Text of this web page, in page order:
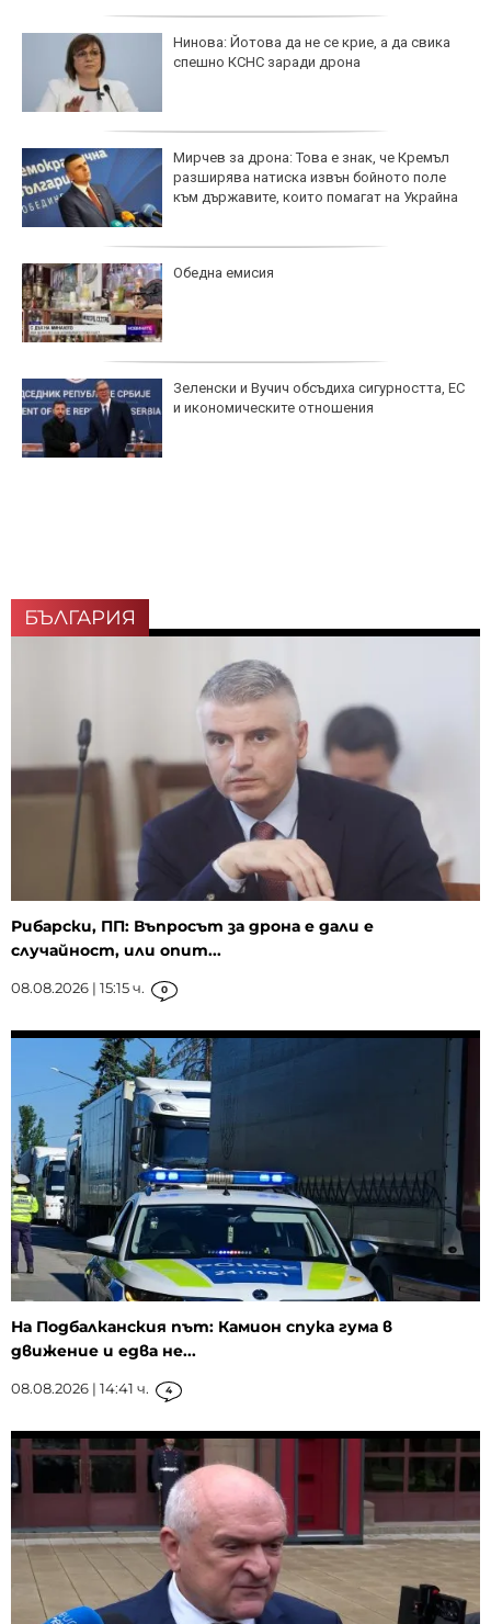
Нинова: Йотова да не се крие, а да свика
спешно КСНС заради дрона
Мирчев за дрона: Това е знак, че Кремъл
разширява натиска извън бойното поле
към държавите, които помагат на Украйна
Обедна емисия
Зеленски и Вучич обсъдиха сигурността, ЕС
и икономическите отношения
БЪЛГАРИЯ
Рибарски, ПП: Въпросът за дрона е дали е
случайност, или опит...
08.08.2026 | 15:15 ч. 0
На Подбалканския път: Камион спука гума в
движение и едва не...
08.08.2026 | 14:41 ч. 4